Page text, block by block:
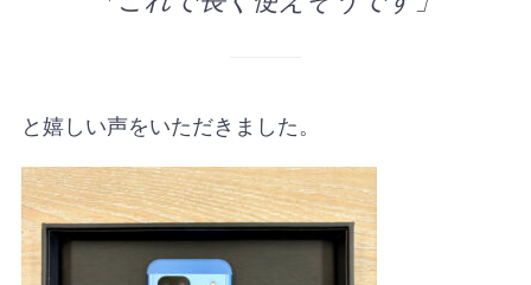
と嬉しい声をいただきました。